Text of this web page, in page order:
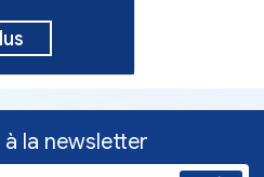
la newsletter